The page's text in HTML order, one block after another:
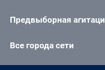
Предвыборная
Все города сети